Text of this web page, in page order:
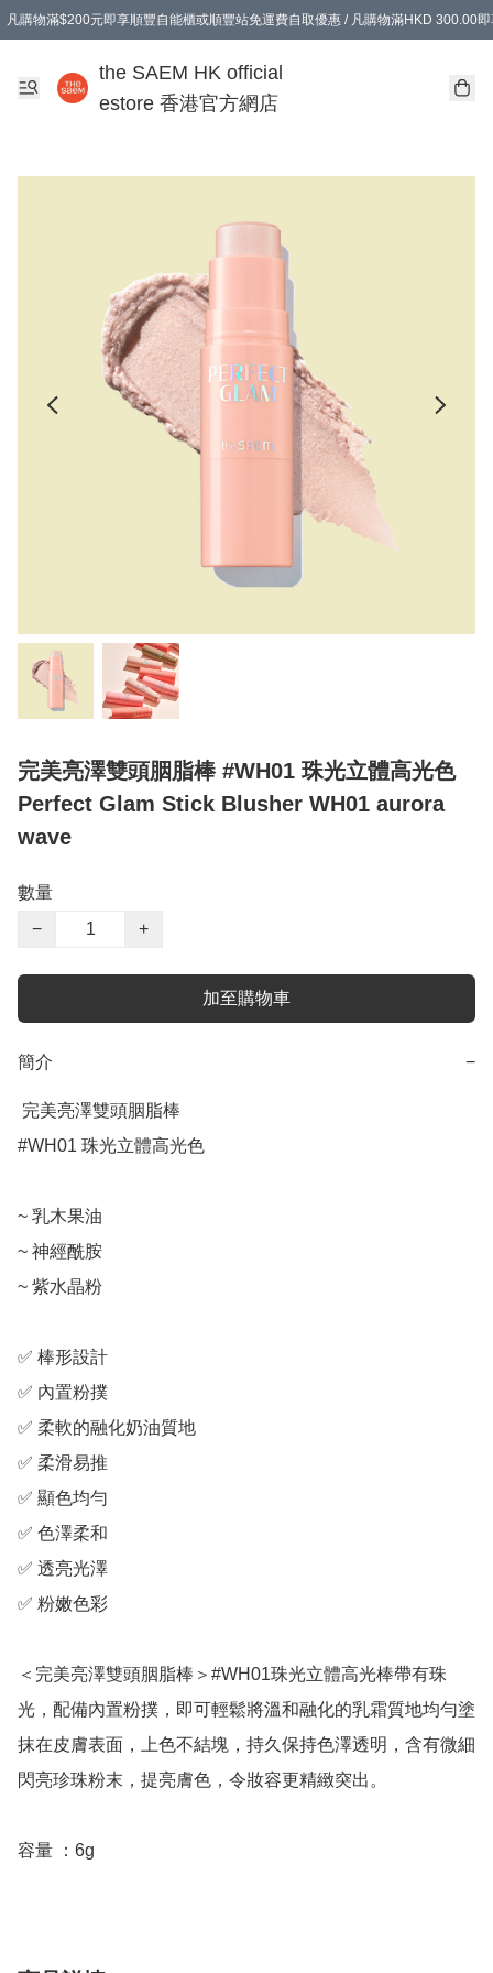
凡購物滿$200元即享順豐自能櫃或順豐站免運費自取優惠 / 凡購物滿HKD 300.00
the SAEM HK official
estore 香港官方網店
完美亮澤雙頭胭脂棒 #WH01 珠光立體高光色
Perfect Glam Stick Blusher WH01 aurora
wave
數量
−
+
加至購物車
簡介 −
#WH01 珠光立體高光色
~ 乳木果油
~ 神經酰胺
~ 紫水晶粉
✅ 棒形設計
✅ 內置粉撲
✅ 柔軟的融化奶油質地
✅ 柔滑易推
✅ 顯色均勻
✅ 色澤柔和
✅ 透亮光澤
✅ 粉嫩色彩
＜完美亮澤雙頭胭脂棒＞#WH01珠光立體高光棒帶有珠
光，配備內置粉撲，即可輕鬆將溫和融化的乳霜質地均勻塗
抹在皮膚表面，上色不結塊，持久保持色澤透明，含有微細
閃亮珍珠粉末，提亮膚色，令妝容更精緻突出。